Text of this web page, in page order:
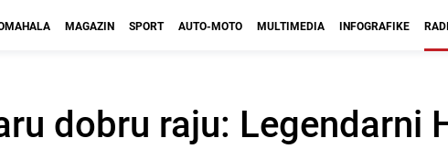
MAGAZIN SPORT AUTO-MOTO MULTIMEDIA INFOGRAFIKE
dobru raju: Legendarni